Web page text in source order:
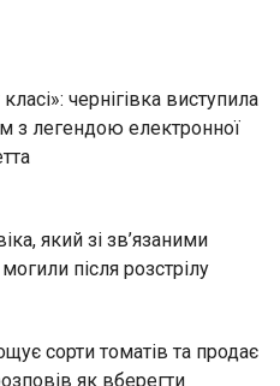
чернігівка виступила
з легендою електронної
який зі зв’язаними
після розстрілу
сорти томатів та продає
як вберегти